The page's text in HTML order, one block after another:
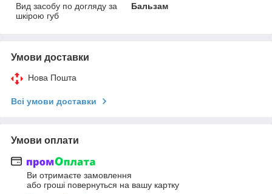
Вид засобу по догляду за
шкірою губ
Бальзам
Умови доставки
Нова Пошта
Всі умови доставки
Умови оплати
Ви отримаєте замовлення
або гроші повернуться на вашу картку